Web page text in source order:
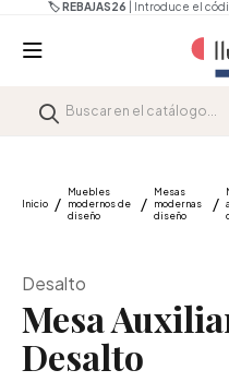
🏷️ REBAJAS26 | Introduce el
Inicio
Muebles
modernos de
diseño
Mesas
modernas
diseño
Desalto
Mesa
Desalto